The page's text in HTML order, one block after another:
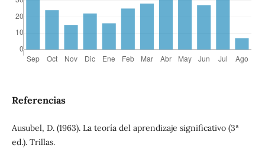
Referencias
Ausubel, D. (1963). La teoría del aprendizaje significativo (3ª
ed.). Trillas.